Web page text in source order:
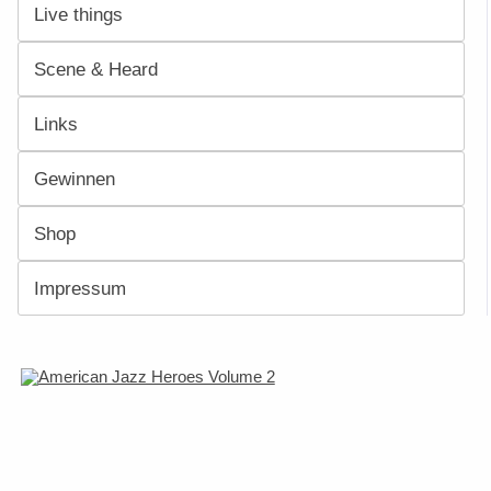
Live things
Scene & Heard
Links
Gewinnen
Shop
Impressum